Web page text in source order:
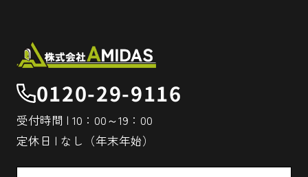
0120-29-9116
受付時間 | 10：00～19：00
定休日 | なし（年末年始）